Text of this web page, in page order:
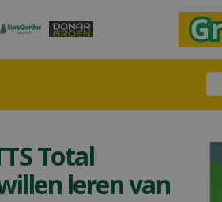
Total
leren van